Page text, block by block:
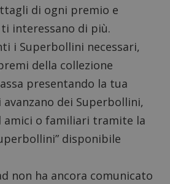
di ogni premio e
interessano di più.
i Superbollini necessari,
della collezione
presentando la tua
avanzano dei Superbollini,
o familiari tramite la
disponibile
non ha ancora comunicato